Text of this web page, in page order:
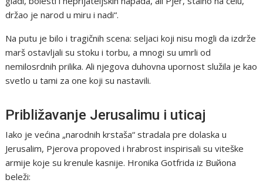
držao je narod u miru i nadi“.
Na putu je bilo i tragičnih scena: seljaci koji nisu mogli da izdrže
marš ostavljali su stoku i torbu, a mnogi su umrli od
nemilosrdnih prilika. Ali njegova duhovna upornost služila je kao
svetlo u tami za one koji su nastavili.
Približavanje Jerusalimu i uticaj
Iako je većina „narodnih krstaša“ stradala pre dolaska u
Jerusalim, Pjerova propoved i hrabrost inspirisali su viteške
armije koje su krenule kasnije. Hronika Gotfrida iz Buйona
beleži: